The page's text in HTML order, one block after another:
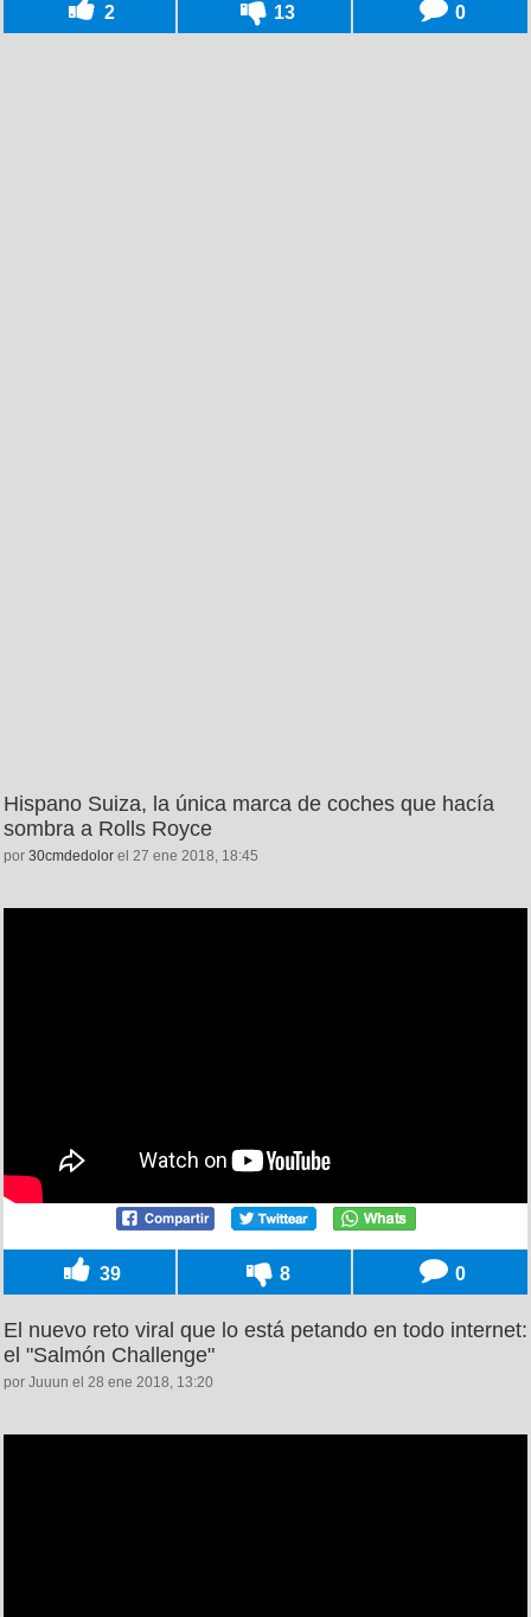
2 13 0
Hispano Suiza, la única marca de coches que hacía
sombra a Rolls Royce
por 30cmdedolor el 27 ene 2018, 18:45
39 8 0
El nuevo reto viral que lo está petando en todo internet:
el "Salmón Challenge"
por Juuun el 28 ene 2018, 13:20